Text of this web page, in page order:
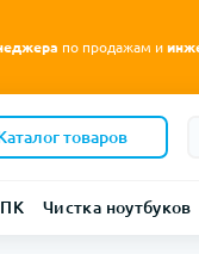
по продажам и
товаров
ПК Чистка ноутбуков